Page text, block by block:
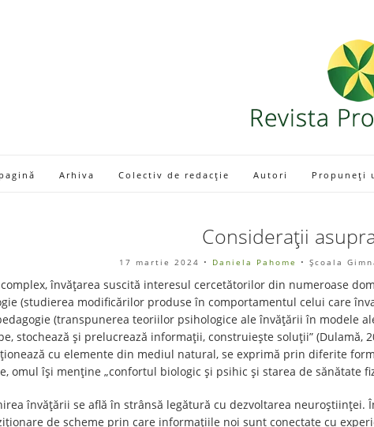
Arhiva Colectiv de redacție Autori Propuneți
Considerații
17 martie 2024 • Daniela Pahome • Școala
complex, învățarea suscită interesul cercetătorilor din numeroase
(studierea modificărilor produse în comportamentul celui care
(transpunerea teoriilor psihologice ale învățării în modele
stochează și prelucrează informații, construiește soluții”
cu elemente din mediul natural, se exprimă prin diferite
omul își menține „confortul biologic și psihic și starea de sănătate
învățării se află în strânsă legătură cu dezvoltarea
de scheme prin care informațiile noi sunt conectate cu